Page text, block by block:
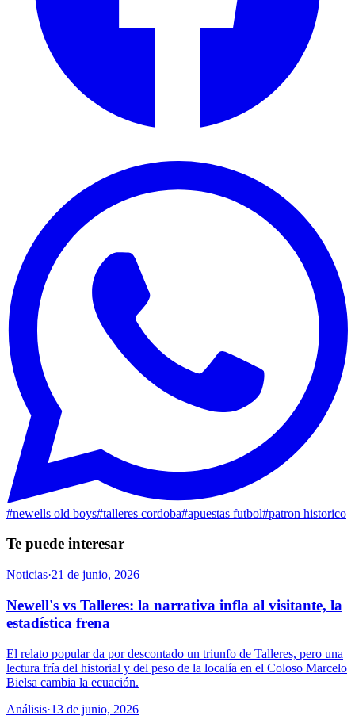
#newells old boys#talleres cordoba#apuestas futbol#patron historico
Te puede interesar
Noticias·21 de junio, 2026
Newell's vs Talleres: la narrativa infla al visitante, la
estadística frena
El relato popular da por descontado un triunfo de Talleres, pero una
lectura fría del historial y del peso de la localía en el Coloso Marcelo
Bielsa cambia la ecuación.
Análisis·13 de junio, 2026